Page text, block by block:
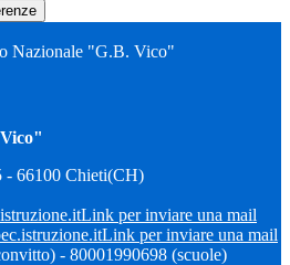
Nazionale "G.B. Vico"
- 66100 Chieti(CH)
Link per inviare una mail
Link per inviare una mail
- 80001990698 (scuole)